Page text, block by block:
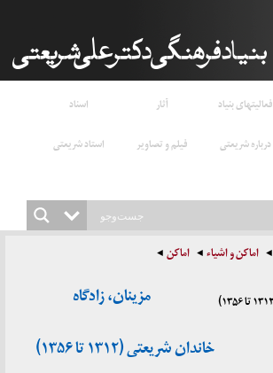
فعالیتهای بنیاد آثار
اسناد
درباره شریعتی فیلم و تصاویر
استاد شریعتی
اماکن و اشیاء اماکن
مزینان، زادگاه
خاندان شریعتی (۱۳۱۲ تا ۱۳۵۶)